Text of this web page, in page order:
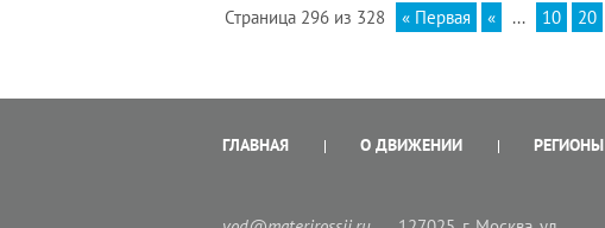
Страница 296 из 328 « Первая « ... 10 20
ГЛАВНАЯ О ДВИЖЕНИИ РЕГИОНЫ